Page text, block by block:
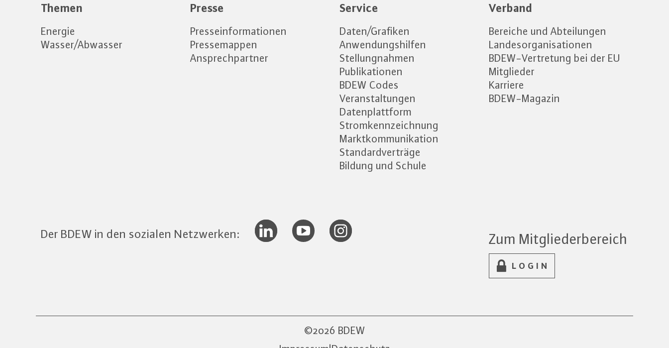
Themen
Energie
Wasser/Abwasser
Presse
Presseinformationen
Pressemappen
Ansprechpartner
Service
Daten/Grafiken
Anwendungshilfen
Stellungnahmen
Publikationen
BDEW Codes
Veranstaltungen
Datenplattform
Stromkennzeichnung
Marktkommunikation
Standardverträge
Bildung und Schule
Verband
Bereiche und Abteilungen
Landesorganisationen
BDEW-Vertretung bei der EU
Mitglieder
Karriere
BDEW-Magazin
Der BDEW in den sozialen Netzwerken: Zum Mitgliederbereich
LOGIN
2026 BDEW